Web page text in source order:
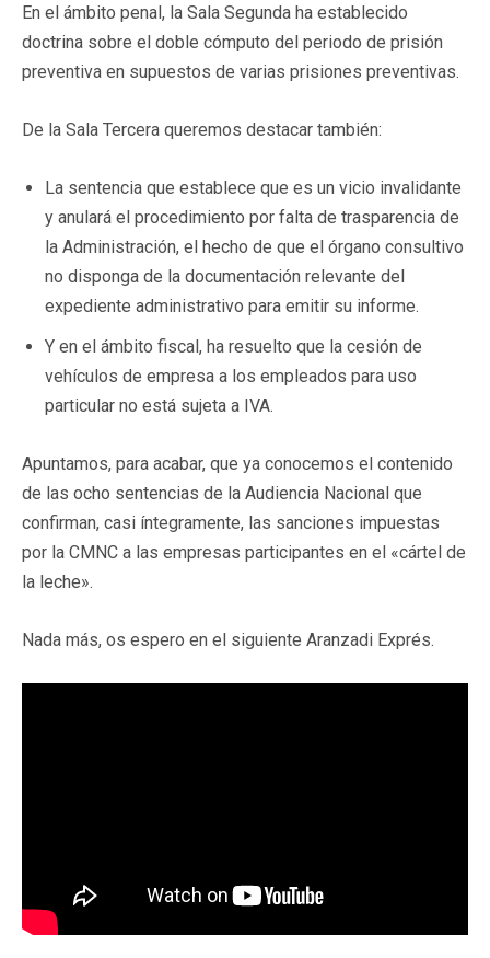
En el ámbito penal, la Sala Segunda ha establecido
doctrina sobre el doble cómputo del periodo de prisión
preventiva en supuestos de varias prisiones preventivas.
De la Sala Tercera queremos destacar también:
La sentencia que establece que es un vicio invalidante
y anulará el procedimiento por falta de trasparencia de
la Administración, el hecho de que el órgano consultivo
no disponga de la documentación relevante del
expediente administrativo para emitir su informe.
Y en el ámbito fiscal, ha resuelto que la cesión de
vehículos de empresa a los empleados para uso
particular no está sujeta a IVA.
Apuntamos, para acabar, que ya conocemos el contenido
de las ocho sentencias de la Audiencia Nacional que
confirman, casi íntegramente, las sanciones impuestas
por la CMNC a las empresas participantes en el «cártel de
la leche».
Nada más, os espero en el siguiente Aranzadi Exprés.